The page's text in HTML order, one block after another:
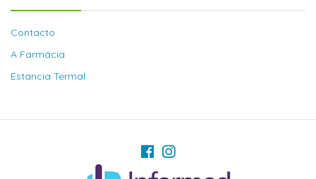
Contacto
A Farmácia
Estancia Termal